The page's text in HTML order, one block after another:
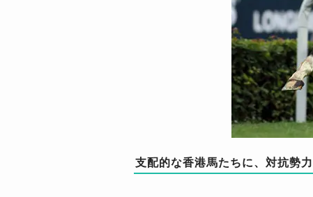
支配的な香港馬たちに、対抗勢